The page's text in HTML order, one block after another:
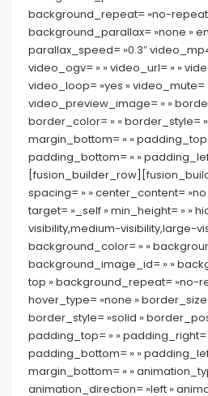
background_repeat= »no-repeat
background_parallax= »none »
parallax_speed= »0.3″
video_ogv= » » video_url= » »
video_loop= »yes » video_mute=
video_preview_image= » »
border_color= » » border_style=
margin_bottom= » »
padding_bottom= » »
spacing= » » center_content= »no
target= »_self » min_height= » »
visibility,medium-visibility,large-
background_color= » »
background_image_id= » »
top » background_repeat= »no-
hover_type= »none »
border_style= »solid »
padding_top= » » padding_right=
padding_bottom= » »
margin_bottom= » »
animation_direction= »left »